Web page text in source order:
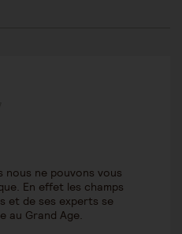
nous ne pouvons vous
En effet les champs
et de ses experts se
au Grand Age.